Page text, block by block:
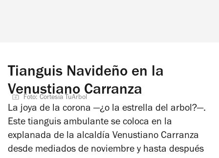
Tianguis Navideño en la
Venustiano Carranza
Foto: Cortesía TuArbol
La joya de la corona —¿o la estrella del arbol?—.
Este tianguis ambulante se coloca en la
explanada de la alcaldía Venustiano Carranza
desde mediados de noviembre y hasta después